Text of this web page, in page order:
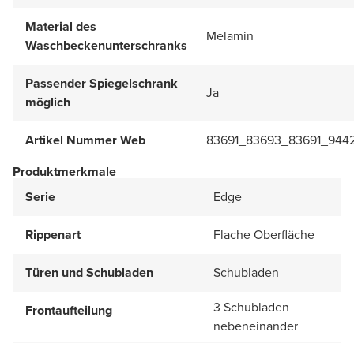
Material des
Waschbeckenunterschranks
Melamin
Passender Spiegelschrank
möglich
Ja
Artikel Nummer Web
Produktmerkmale
Serie
Edge
Rippenart Flache Oberfläche
Türen und Schubladen Schubladen
Frontaufteilung
3 Schubladen
nebeneinander